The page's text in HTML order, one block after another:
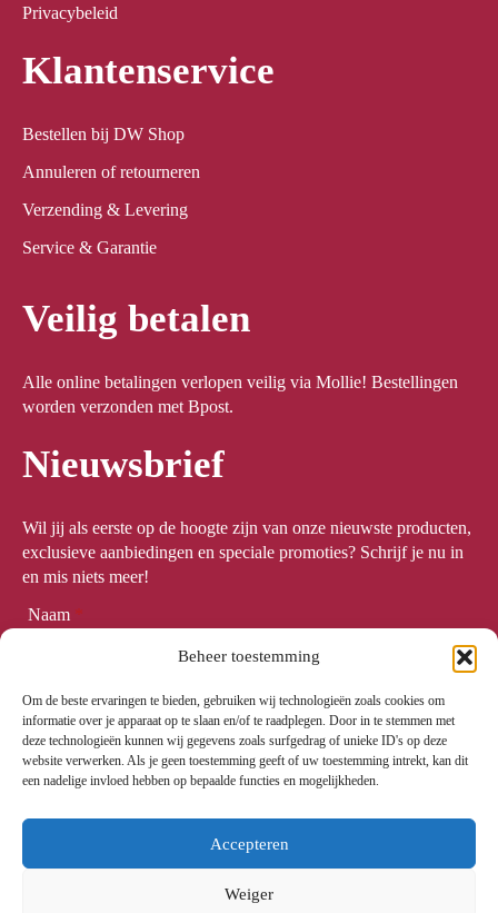
Beheer toestemming
Om de beste ervaringen te bieden, gebruiken wij technologieën zoals cookies om
informatie over je apparaat op te slaan en/of te raadplegen. Door in te stemmen met
deze technologieën kunnen wij gegevens zoals surfgedrag of unieke ID's op deze
website verwerken. Als je geen toestemming geeft of uw toestemming intrekt, kan dit
een nadelige invloed hebben op bepaalde functies en mogelijkheden.
Accepteren
Weiger
Privacybeleid
Klantenservice
Bestellen bij DW Shop
Annuleren of retourneren
Verzending & Levering
Service & Garantie
Veilig betalen
Alle online betalingen verlopen veilig via Mollie! Bestellingen
worden verzonden met Bpost.
Nieuwsbrief
Wil jij als eerste op de hoogte zijn van onze nieuwste producten,
exclusieve aanbiedingen en speciale promoties? Schrijf je nu in
en mis niets meer!
Naam *
Email *
Meld me aan